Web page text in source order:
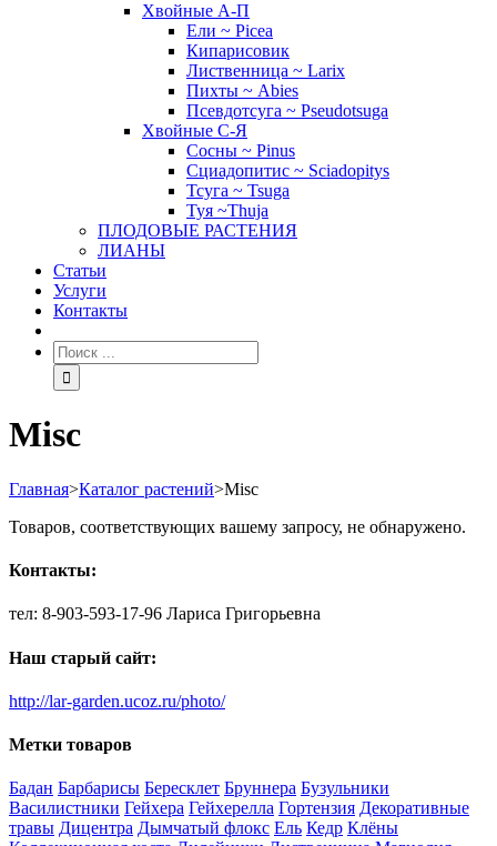
Хвойные А-П
Ели ~ Picea
Кипарисовик
Лиственница ~ Larix
Пихты ~ Abies
Псевдотсуга ~ Pseudotsuga
Хвойные С-Я
Сосны ~ Pinus
Сциадопитис ~ Sciadopitys
Тсуга ~ Tsuga
Туя ~Thuja
ПЛОДОВЫЕ РАСТЕНИЯ
ЛИАНЫ
Статьи
Услуги
Контакты
Misc
Главная>Каталог растений>Misc
Товаров, соответствующих вашему запросу, не обнаружено.
Контакты:
тел: 8-903-593-17-96 Лариса Григорьевна
Наш старый сайт:
http://lar-garden.ucoz.ru/photo/
Метки товаров
Бадан Барбарисы Бересклет Бруннера Бузульники
Василистники Гейхера Гейхерелла Гортензия Декоративные
травы Дицентра Дымчатый флокс Ель Кедр Клёны